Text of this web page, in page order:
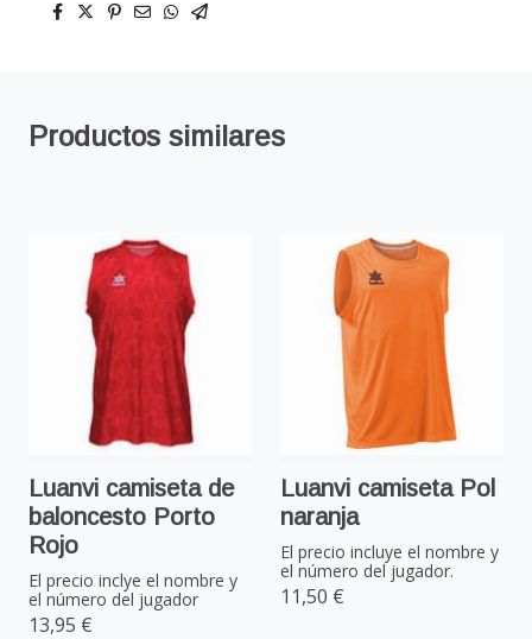
Productos similares
Luanvi camiseta de
baloncesto Porto
Rojo
El precio inclye el nombre y
el número del jugador
13,95 €
Luanvi camiseta Pol
naranja
El precio incluye el nombre y
el número del jugador.
11,50 €